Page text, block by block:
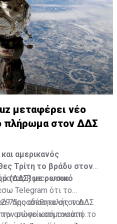
πλήρωμα
μεταφέρει νέο
πλήρωμα στον ΔΔΣ
αμερικανός
Τρίτη το βράδυ στον
(ΔΔΣ) με ρωσικό
Roscosmos
Telegram ότι το
προσδέθηκε στον ΔΔΣ
απογείωσή του από το
75ης αποστολής του
τον ρώσο κοσμοναύτη